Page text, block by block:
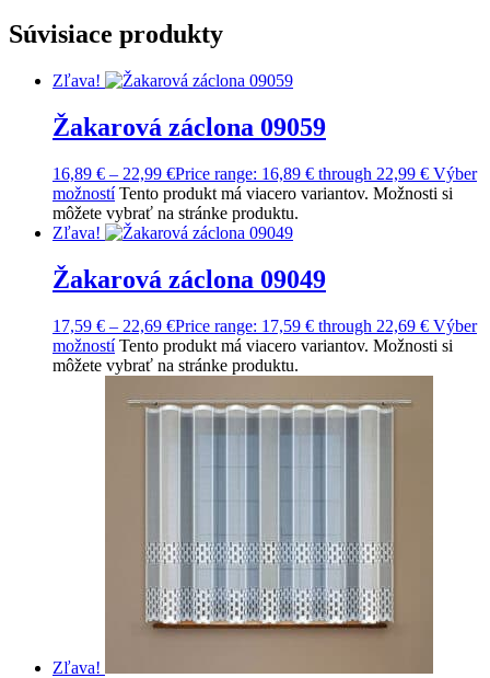
Súvisiace produkty
Zľava!
Žakarová záclona 09059
16,89 € – 22,99 €Price range: 16,89 € through 22,99 € Výber
možností Tento produkt má viacero variantov. Možnosti si
môžete vybrať na stránke produktu.
Zľava!
Žakarová záclona 09049
17,59 € – 22,69 €Price range: 17,59 € through 22,69 € Výber
možností Tento produkt má viacero variantov. Možnosti si
môžete vybrať na stránke produktu.
Zľava!